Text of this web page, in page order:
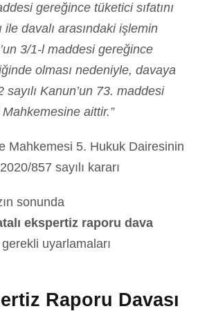
gereğince tüketici sıfatını
ile davalı arasındaki işlemin
3/1-l maddesi gereğince
olması nedeniyle, davaya
Kanun’un 73. maddesi
aittir.”
Mahkemesi 5. Hukuk Dairesinin
857 sayılı kararı
sonunda
ekspertiz raporu dava
uyarlamaları
Raporu Davası